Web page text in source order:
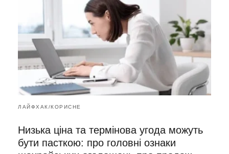
ЛАЙФХАК/КОРИСНЕ
Низька ціна та термінова угода можуть
бути пасткою: про головні ознаки